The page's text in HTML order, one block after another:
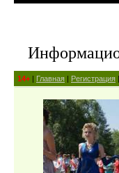
14+ | Главная | Регистрация |